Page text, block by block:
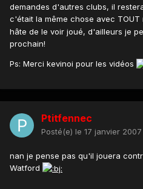
demandes d'autres clubs, il
c'était la même chose avec TOUT
hâte de le voir joué, d'ailleurs je
prochain!
Ps: Merci kevinoi pour les vidéos
Ptitfennec
Posté(e) le 17 janvier 2007
nan je pense pas qu'il jouera
Watford